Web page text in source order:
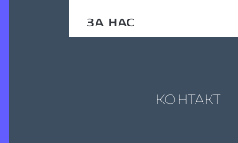
ЗА НАС
КОНТАКТ